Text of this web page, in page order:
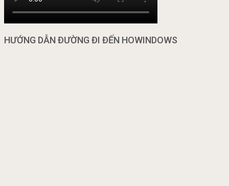
HƯỚNG DẪN ĐƯỜNG ĐI ĐẾN HOWINDOWS